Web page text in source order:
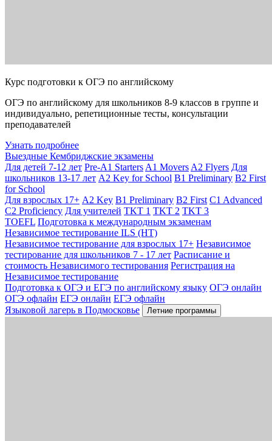
Курс подготовки к ОГЭ по английскому
ОГЭ по английскому для школьников 8-9 классов в группе и
индивидуально, репетиционные тесты, консультации
преподавателей
Узнать подробнее
Выездные Кембриджские экзамены
Для детей 7-12 лет Pre-A1 Starters A1 Movers A2 Flyers Для
школьников 13-17 лет A2 Key for School B1 Preliminary B2 First
for School
Для взрослых 17+ A2 Key B1 Preliminary B2 First C1 Advanced
C2 Proficiency Для учителей TKT 1 TKT 2 TKT 3
TOEFL Подготовка к международным экзаменам
Независимое тестирование ILS (НТ)
Независимое тестирование для взрослых 17+ Независимое
тестирование для школьников 7 - 17 лет Расписание и
стоимость Независимого тестирования Регистрация на
Независимое тестирование
Подготовка к ОГЭ и ЕГЭ по английскому языку ОГЭ онлайн
ОГЭ офлайн ЕГЭ онлайн ЕГЭ офлайн
Языковой лагерь в Подмосковье
Летние программы